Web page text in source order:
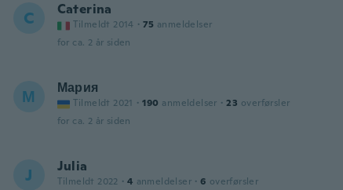
C Caterina
Tilmeldt 2014 · 75 anmeldelser
for ca. 2 år siden
М Мария
Tilmeldt 2021 · 190 anmeldelser · 23 overførsler
for ca. 2 år siden
J Julia
Tilmeldt 2022 · 4 anmeldelser · 6 overførsler